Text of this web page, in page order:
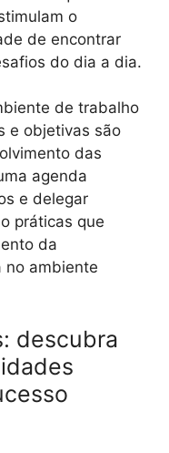
o
de encontrar
do dia a dia.
de trabalho
e objetivas são
das
agenda
e delegar
práticas que
da
no ambiente
descubra